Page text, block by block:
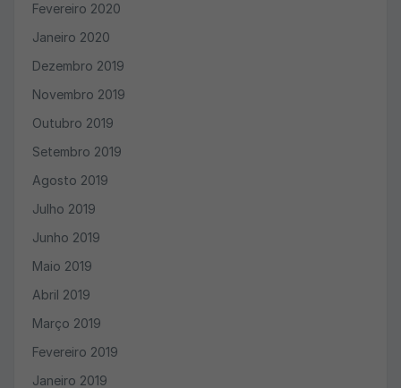
Fevereiro 2020
Janeiro 2020
Dezembro 2019
Novembro 2019
Outubro 2019
Setembro 2019
Agosto 2019
Julho 2019
Junho 2019
Maio 2019
Abril 2019
Março 2019
Fevereiro 2019
Janeiro 2019